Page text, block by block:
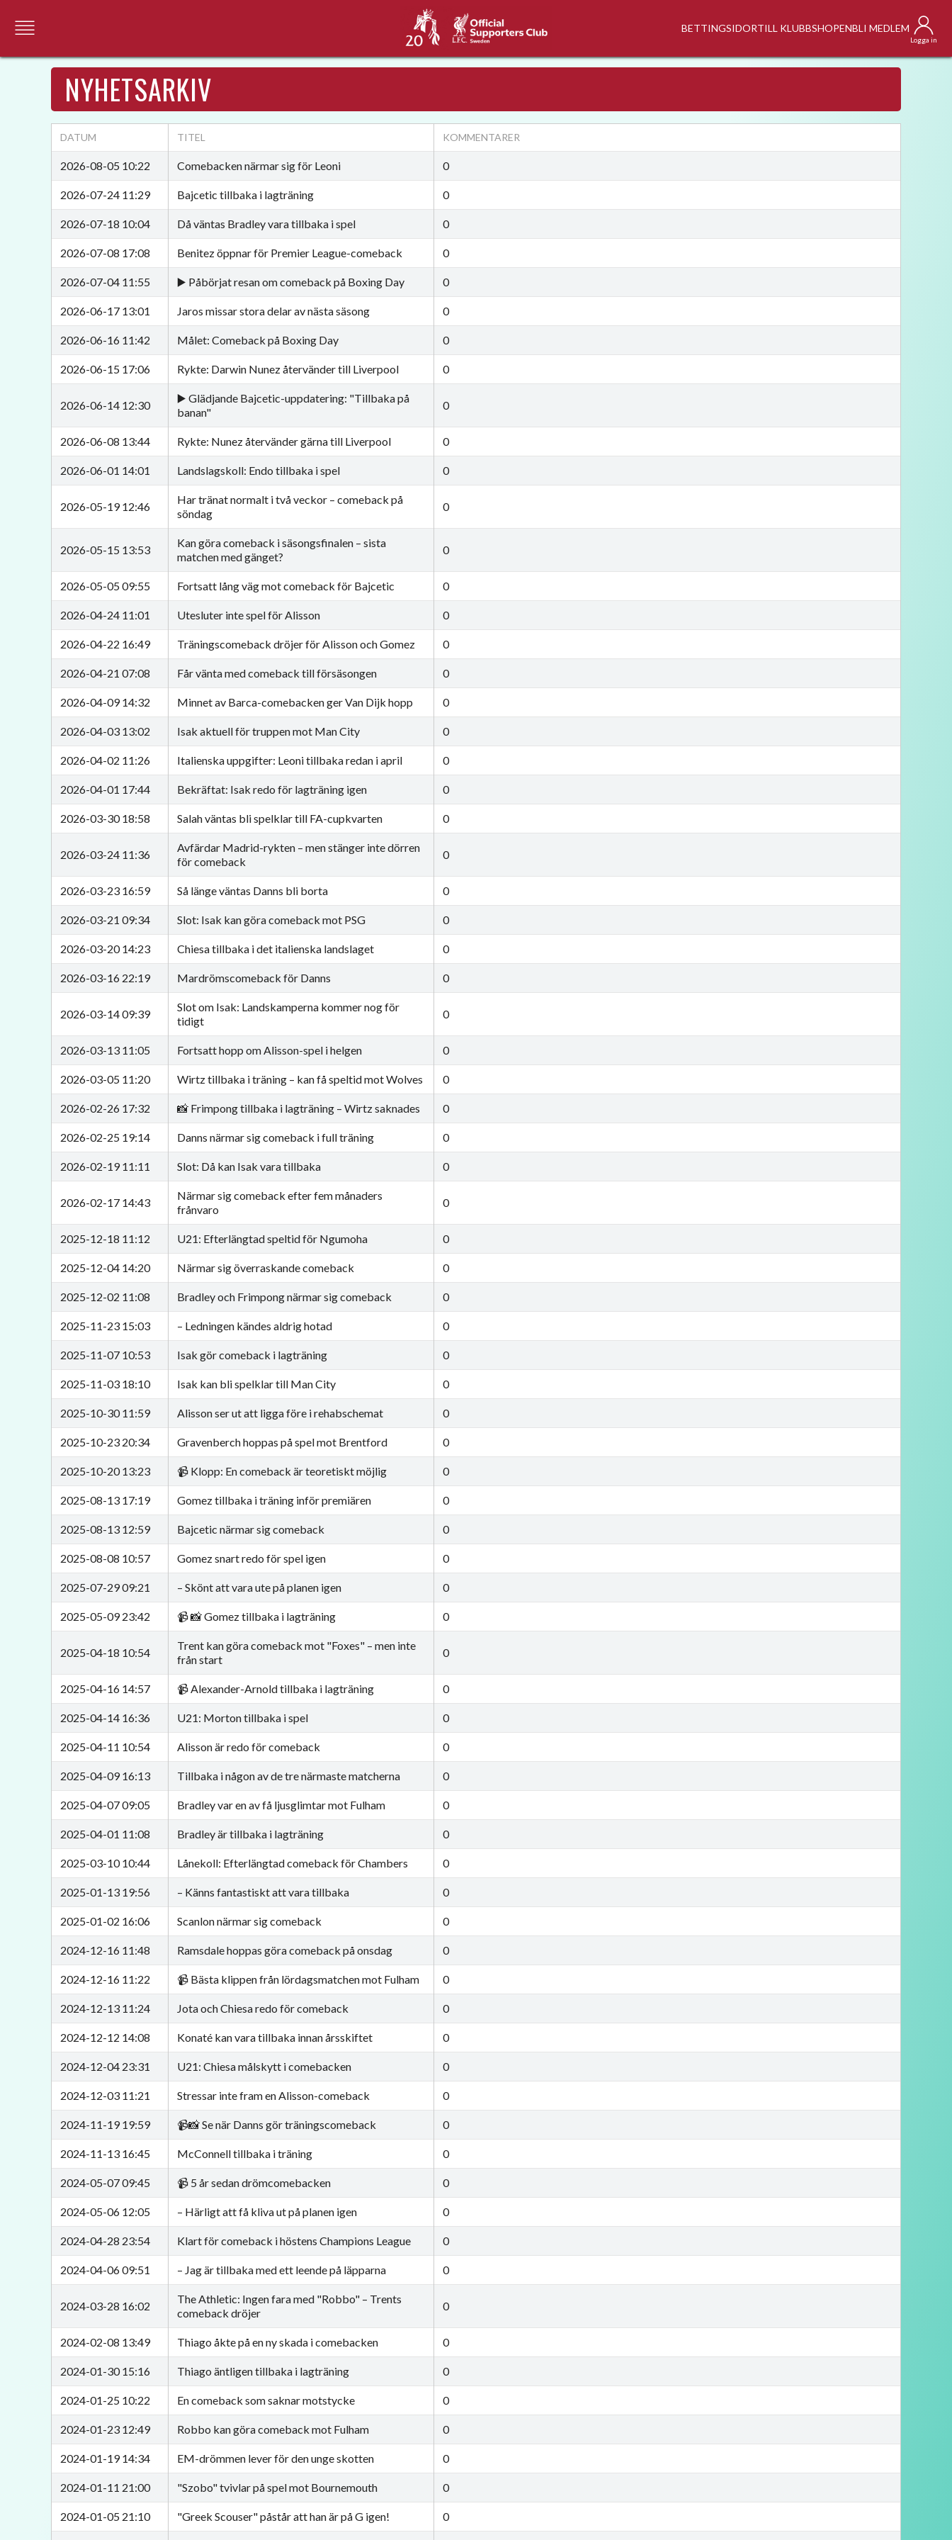
BETTINGSIDORTILL KLUBBSHOPENBLI MEDLEM
Logga in
NYHETSARKIV
DATUM TITEL KOMMENTARER
2026-08-05 10:22 Comebacken närmar sig för Leoni 0
2026-07-24 11:29 Bajcetic tillbaka i lagträning 0
2026-07-18 10:04 Då väntas Bradley vara tillbaka i spel 0
2026-07-08 17:08 Benitez öppnar för Premier League-comeback 0
2026-07-04 11:55 ▶️ Påbörjat resan om comeback på Boxing Day 0
2026-06-17 13:01 Jaros missar stora delar av nästa säsong 0
2026-06-16 11:42 Målet: Comeback på Boxing Day 0
2026-06-15 17:06 Rykte: Darwin Nunez återvänder till Liverpool 0
2026-06-14 12:30
▶️ Glädjande Bajcetic-uppdatering: "Tillbaka på
banan"
0
2026-06-08 13:44 Rykte: Nunez återvänder gärna till Liverpool 0
2026-06-01 14:01 Landslagskoll: Endo tillbaka i spel 0
2026-05-19 12:46
Har tränat normalt i två veckor – comeback på
söndag
0
2026-05-15 13:53
Kan göra comeback i säsongsfinalen – sista
matchen med gänget?
0
2026-05-05 09:55 Fortsatt lång väg mot comeback för Bajcetic 0
2026-04-24 11:01 Utesluter inte spel för Alisson 0
2026-04-22 16:49 Träningscomeback dröjer för Alisson och Gomez 0
2026-04-21 07:08 Får vänta med comeback till försäsongen 0
2026-04-09 14:32 Minnet av Barca-comebacken ger Van Dijk hopp 0
2026-04-03 13:02 Isak aktuell för truppen mot Man City 0
2026-04-02 11:26 Italienska uppgifter: Leoni tillbaka redan i april 0
2026-04-01 17:44 Bekräftat: Isak redo för lagträning igen 0
2026-03-30 18:58 Salah väntas bli spelklar till FA-cupkvarten 0
2026-03-24 11:36
Avfärdar Madrid-rykten – men stänger inte dörren
för comeback
0
2026-03-23 16:59 Så länge väntas Danns bli borta 0
2026-03-21 09:34 Slot: Isak kan göra comeback mot PSG 0
2026-03-20 14:23 Chiesa tillbaka i det italienska landslaget 0
2026-03-16 22:19 Mardrömscomeback för Danns 0
2026-03-14 09:39
Slot om Isak: Landskamperna kommer nog för
tidigt
0
2026-03-13 11:05 Fortsatt hopp om Alisson-spel i helgen 0
2026-03-05 11:20 Wirtz tillbaka i träning – kan få speltid mot Wolves 0
2026-02-26 17:32 📸 Frimpong tillbaka i lagträning – Wirtz saknades 0
2026-02-25 19:14 Danns närmar sig comeback i full träning 0
2026-02-19 11:11 Slot: Då kan Isak vara tillbaka 0
2026-02-17 14:43
Närmar sig comeback efter fem månaders
frånvaro
0
2025-12-18 11:12 U21: Efterlängtad speltid för Ngumoha 0
2025-12-04 14:20 Närmar sig överraskande comeback 0
2025-12-02 11:08 Bradley och Frimpong närmar sig comeback 0
2025-11-23 15:03 – Ledningen kändes aldrig hotad 0
2025-11-07 10:53 Isak gör comeback i lagträning 0
2025-11-03 18:10 Isak kan bli spelklar till Man City 0
2025-10-30 11:59 Alisson ser ut att ligga före i rehabschemat 0
2025-10-23 20:34 Gravenberch hoppas på spel mot Brentford 0
2025-10-20 13:23 📹 Klopp: En comeback är teoretiskt möjlig 0
2025-08-13 17:19 Gomez tillbaka i träning inför premiären 0
2025-08-13 12:59 Bajcetic närmar sig comeback 0
2025-08-08 10:57 Gomez snart redo för spel igen 0
2025-07-29 09:21 – Skönt att vara ute på planen igen 0
2025-05-09 23:42 📹 📸 Gomez tillbaka i lagträning 0
2025-04-18 10:54
Trent kan göra comeback mot "Foxes" – men inte
från start
0
2025-04-16 14:57 📹 Alexander-Arnold tillbaka i lagträning 0
2025-04-14 16:36 U21: Morton tillbaka i spel 0
2025-04-11 10:54 Alisson är redo för comeback 0
2025-04-09 16:13 Tillbaka i någon av de tre närmaste matcherna 0
2025-04-07 09:05 Bradley var en av få ljusglimtar mot Fulham 0
2025-04-01 11:08 Bradley är tillbaka i lagträning 0
2025-03-10 10:44 Lånekoll: Efterlängtad comeback för Chambers 0
2025-01-13 19:56 – Känns fantastiskt att vara tillbaka 0
2025-01-02 16:06 Scanlon närmar sig comeback 0
2024-12-16 11:48 Ramsdale hoppas göra comeback på onsdag 0
2024-12-16 11:22 📹 Bästa klippen från lördagsmatchen mot Fulham 0
2024-12-13 11:24 Jota och Chiesa redo för comeback 0
2024-12-12 14:08 Konaté kan vara tillbaka innan årsskiftet 0
2024-12-04 23:31 U21: Chiesa målskytt i comebacken 0
2024-12-03 11:21 Stressar inte fram en Alisson-comeback 0
2024-11-19 19:59 📹📸 Se när Danns gör träningscomeback 0
2024-11-13 16:45 McConnell tillbaka i träning 0
2024-05-07 09:45 📹 5 år sedan drömcomebacken 0
2024-05-06 12:05 – Härligt att få kliva ut på planen igen 0
2024-04-28 23:54 Klart för comeback i höstens Champions League 0
2024-04-06 09:51 – Jag är tillbaka med ett leende på läpparna 0
2024-03-28 16:02
The Athletic: Ingen fara med "Robbo" – Trents
comeback dröjer
0
2024-02-08 13:49 Thiago åkte på en ny skada i comebacken 0
2024-01-30 15:16 Thiago äntligen tillbaka i lagträning 0
2024-01-25 10:22 En comeback som saknar motstycke 0
2024-01-23 12:49 Robbo kan göra comeback mot Fulham 0
2024-01-19 14:34 EM-drömmen lever för den unge skotten 0
2024-01-11 21:00 "Szobo" tvivlar på spel mot Bournemouth 0
2024-01-05 21:10 "Greek Scouser" påstår att han är på G igen! 0